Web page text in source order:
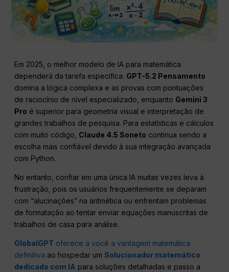
Em 2025, o melhor modelo de IA para matemática
dependerá da tarefa específica: GPT-5.2 Pensamento
domina a lógica complexa e as provas com pontuações
de raciocínio de nível especializado, enquanto Gemini 3
Pro é superior para geometria visual e interpretação de
grandes trabalhos de pesquisa. Para estatísticas e cálculos
com muito código, Claude 4.5 Soneto continua sendo a
escolha mais confiável devido à sua integração avançada
com Python.
No entanto, confiar em uma única IA muitas vezes leva à
frustração, pois os usuários frequentemente se deparam
com “alucinações” na aritmética ou enfrentam problemas
de formatação ao tentar enviar equações manuscritas de
trabalhos de casa para análise.
GlobalGPT oferece a você a vantagem matemática
definitiva ao hospedar umSolucionador matemático
dedicado com IA para soluções detalhadas e passo a